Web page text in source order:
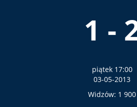
1 -
piątek 17:00
03-05-2013
Widzów: 1 900